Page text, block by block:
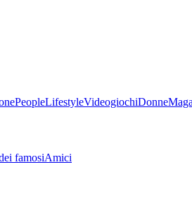
PeopleLifestyleVideogiochiDonne
famosiAmici